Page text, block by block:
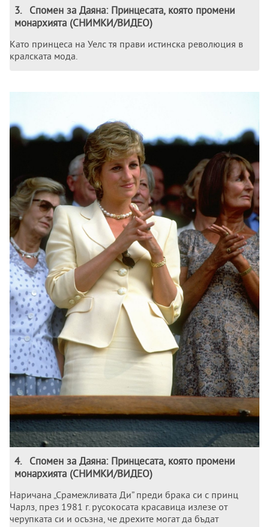
3.
Спомен за Даяна: Принцесата, която промени
монархията (СНИМКИ/ВИДЕО)
Като принцеса на Уелс тя прави истинска революция в
кралската мода.
4.
Спомен за Даяна: Принцесата, която промени
монархията (СНИМКИ/ВИДЕО)
Наричана „Срамежливата Ди” преди брака си с принц
Чарлз, през 1981 г. русокосата красавица излезе от
черупката си и осъзна, че дрехите могат да бъдат